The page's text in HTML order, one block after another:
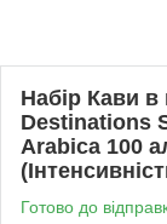
Набір Кави
Destinations
Arabica 100
Готово до